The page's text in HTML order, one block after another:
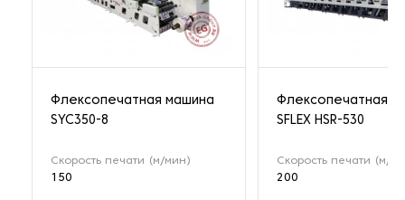
Флексопечатная машина
SYC350-8
Скорость печати (м/мин)
150
Флексопечатная
SFLEX HSR-530
Скорость печати (м/
200